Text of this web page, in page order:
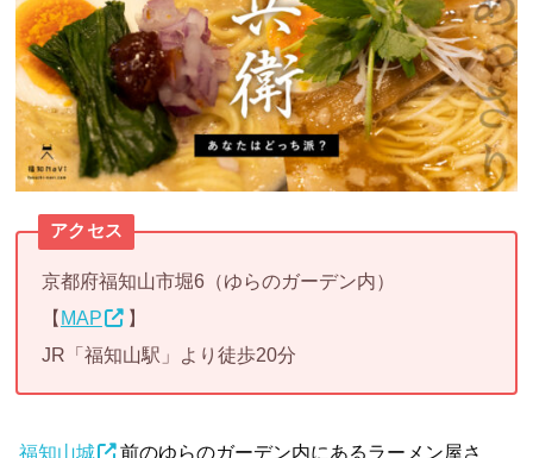
アクセス
京都府福知山市堀6（ゆらのガーデン内）
【MAP
】
JR「福知山駅」より徒歩20分
福知山城
前のゆらのガーデン内にあるラーメン屋さ